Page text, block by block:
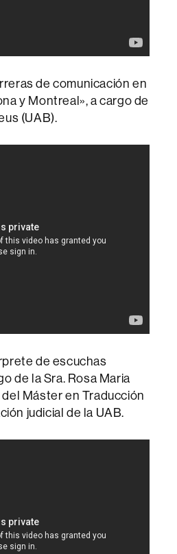
de comunicación en
y Montreal», a cargo de
(UAB).
de escuchas
de la Sra. Rosa Maria
Máster en Traducción
judicial de la UAB.